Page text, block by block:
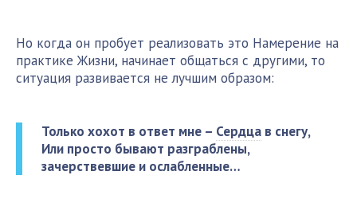
Но когда он пробует реализовать это Намерение на
практике Жизни, начинает общаться с другими, то
ситуация развивается не лучшим образом:
Только хохот в ответ мне – Сердца в снегу,
Или просто бывают разграблены,
зачерствевшие и ослабленные…